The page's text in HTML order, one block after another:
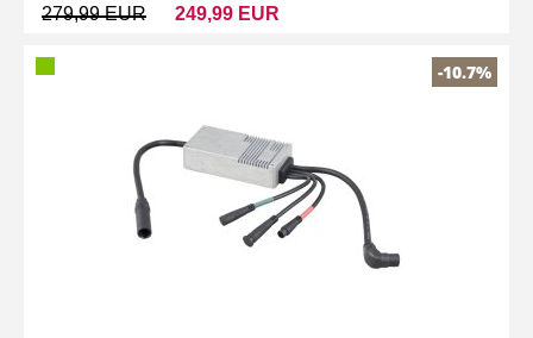
279,99 EUR 249,99 EUR
-10.7%